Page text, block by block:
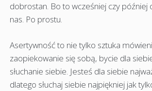
dobrostan. Bo to wcześniej czy później
nas. Po prostu.
Asertywność to nie tylko sztuka
zaopiekowanie się sobą, bycie dla
słuchanie siebie. Jesteś dla siebie
dlatego słuchaj siebie najpiękniej jak